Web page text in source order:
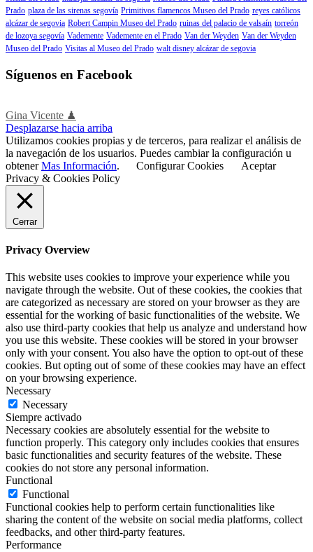
Prado plaza de las sirenas segovía Primitivos flamencos Museo del Prado reyes católicos
alcázar de segovia Robert Campin Museo del Prado ruinas del palacio de valsaín torreón
de lozoya segovía Vademente Vademente en el Prado Van der Weyden Van der Weyden
Museo del Prado Visitas al Museo del Prado walt disney alcázar de segovia
Síguenos en Facebook
Gina Vicente ♟
Desplazarse hacia arriba
Utilizamos cookies propias y de terceros, para realizar el análisis de
la navegación de los usuarios. Puedes cambiar la configuración u
obtenerMas Información. Configurar Cookies
Aceptar
Privacy & Cookies Policy
Cerrar
Privacy Overview
This website uses cookies to improve your experience while you
navigate through the website. Out of these cookies, the cookies that
are categorized as necessary are stored on your browser as they are
essential for the working of basic functionalities of the website. We
also use third-party cookies that help us analyze and understand how
you use this website. These cookies will be stored in your browser
only with your consent. You also have the option to opt-out of these
cookies. But opting out of some of these cookies may have an effect
on your browsing experience.
Necessary
Necessary
Siempre activado
Necessary cookies are absolutely essential for the website to
function properly. This category only includes cookies that ensures
basic functionalities and security features of the website. These
cookies do not store any personal information.
Functional
Functional
Functional cookies help to perform certain functionalities like
sharing the content of the website on social media platforms, collect
feedbacks, and other third-party features.
Performance